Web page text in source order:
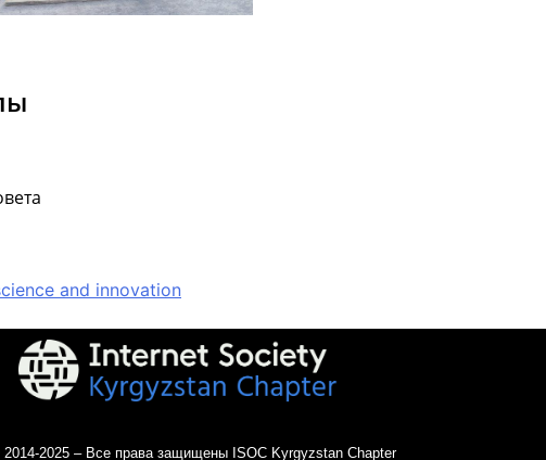
and innovation
2025 – Все права защищены ISOC Kyrgyzstan Chapter